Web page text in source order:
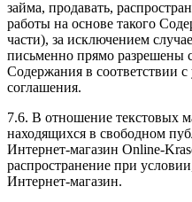
займа, продавать,
работы на основе такого
части), за исключением
письменно прямо разрешены
Содержания в соответствии
соглашения.
7.6. В отношение текстовых
находящихся в свободном
Интернет-магазин Online-
распространение при
Интернет-магазин.